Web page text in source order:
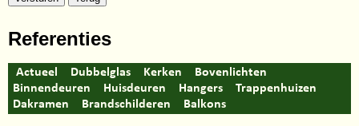
Referenties
Actueel Dubbelglas Kerken
Bovenlichten
Binnendeuren
Huisdeuren Hangers
Trappenhuizen
Dakramen
Brandschilderen Balkons